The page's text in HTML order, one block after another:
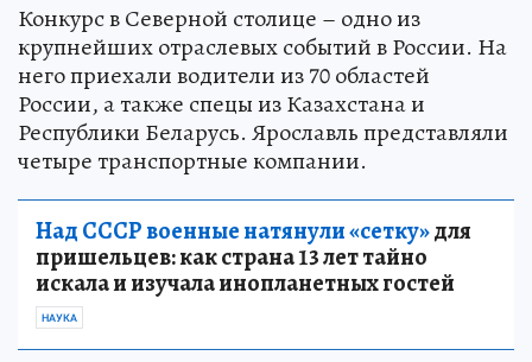
Конкурс в Северной столице – одно из
крупнейших отраслевых событий в России. На
него приехали водители из 70 областей
России, а также спецы из Казахстана и
Республики Беларусь. Ярославль представляли
четыре транспортные компании.
Над СССР военные натянули «сетку»для
пришельцев: как страна 13 лет тайно
искала и изучала инопланетных гостей
НАУКА